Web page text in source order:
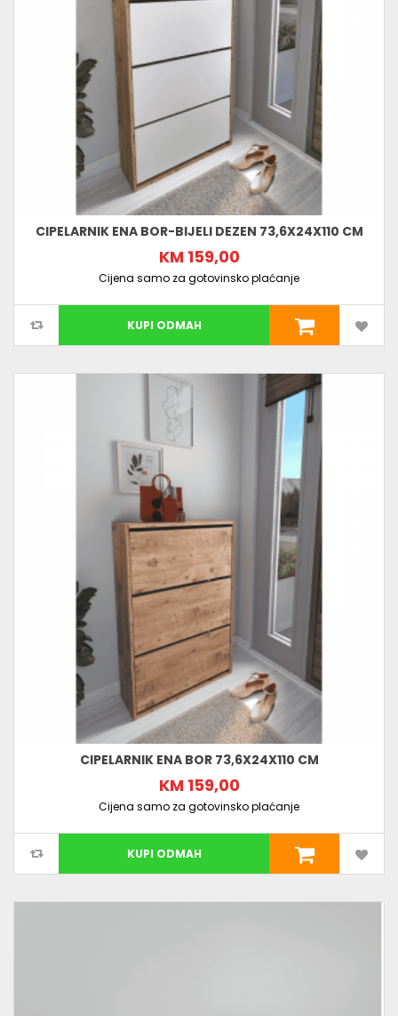
CIPELARNIK ENA BOR-BIJELI DEZEN 73,6X24X110 CM
KM 159,00
Cijena samo za gotovinsko plaćanje
KUPI ODMAH
CIPELARNIK ENA BOR 73,6X24X110 CM
KM 159,00
Cijena samo za gotovinsko plaćanje
KUPI ODMAH